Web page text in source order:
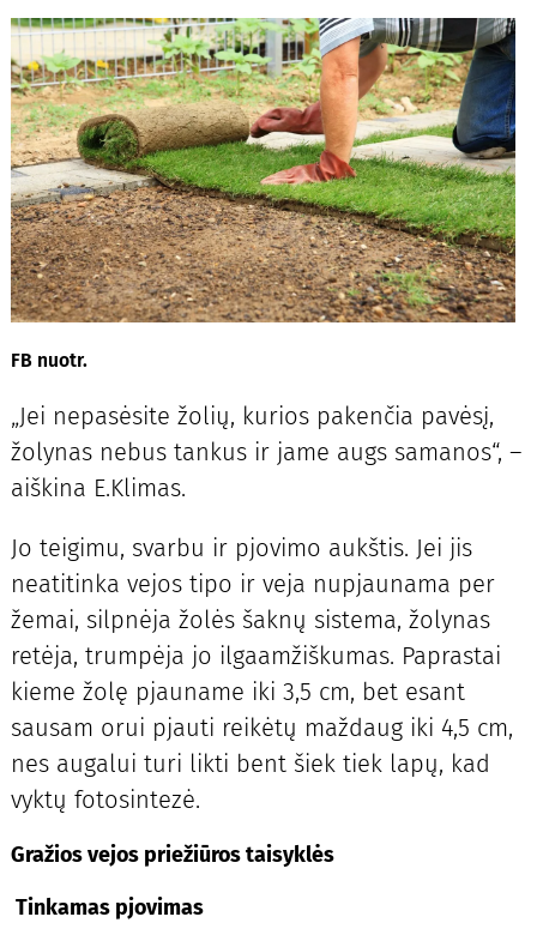
FB nuotr.
„Jei nepasėsite žolių, kurios pakenčia pavėsį,
žolynas nebus tankus ir jame augs samanos“, –
aiškina E.Klimas.
Jo teigimu, svarbu ir pjovimo aukštis. Jei jis
neatitinka vejos tipo ir veja nupjaunama per
žemai, silpnėja žolės šaknų sistema, žolynas
retėja, trumpėja jo ilgaamžiškumas. Paprastai
kieme žolę pjauname iki 3,5 cm, bet esant
sausam orui pjauti reikėtų maždaug iki 4,5 cm,
nes augalui turi likti bent šiek tiek lapų, kad
vyktų fotosintezė.
Gražios vejos priežiūros taisyklės
Tinkamas pjovimas